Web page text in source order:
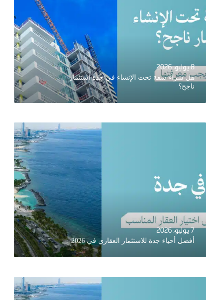
8 يوليو، 2026
هل شراء شقة تحت الإنشاء في جدة استثمار
ناجح؟
7 يوليو، 2026
أفضل أحياء جدة للاستثمار العقاري في 2026